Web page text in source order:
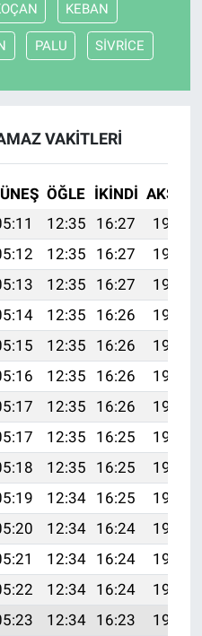
KEBAN
PALU SİVRİCE
VAKITLERI
ÖĞLE İKINDI AKŞAM
12:35 16:27
19:48
12:35 16:27
19:47
12:35 16:27
19:46
12:35 16:26
19:46
12:35 16:26
19:45
12:35 16:26
19:44
12:35 16:26
19:43
12:35 16:25
19:42
12:35 16:25
19:41
12:34 16:25
19:40
12:34 16:24
19:39
12:34 16:24
19:38
12:34 16:24
19:37
12:34 16:23 19:35